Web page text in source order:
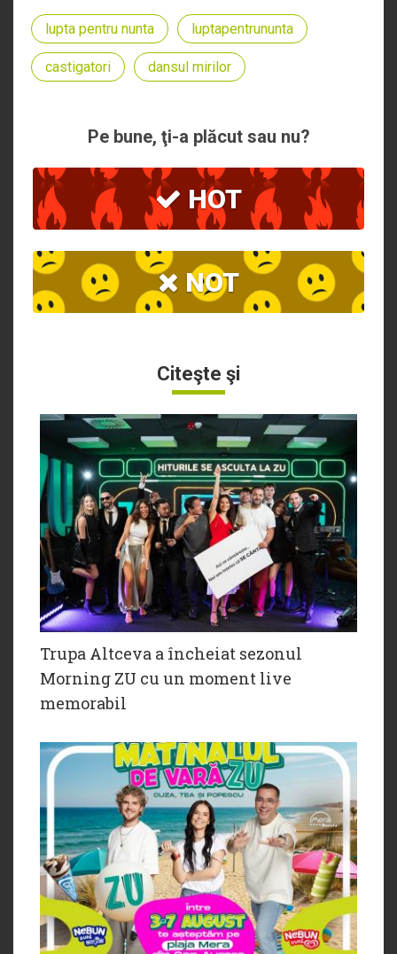
lupta pentru nunta luptapentrununta
castigatori dansul mirilor
Pe bune, ţi-a plăcut sau nu?
HOT
NOT
Citeşte şi
Trupa Altceva a încheiat sezonul
Morning ZU cu un moment live
memorabil